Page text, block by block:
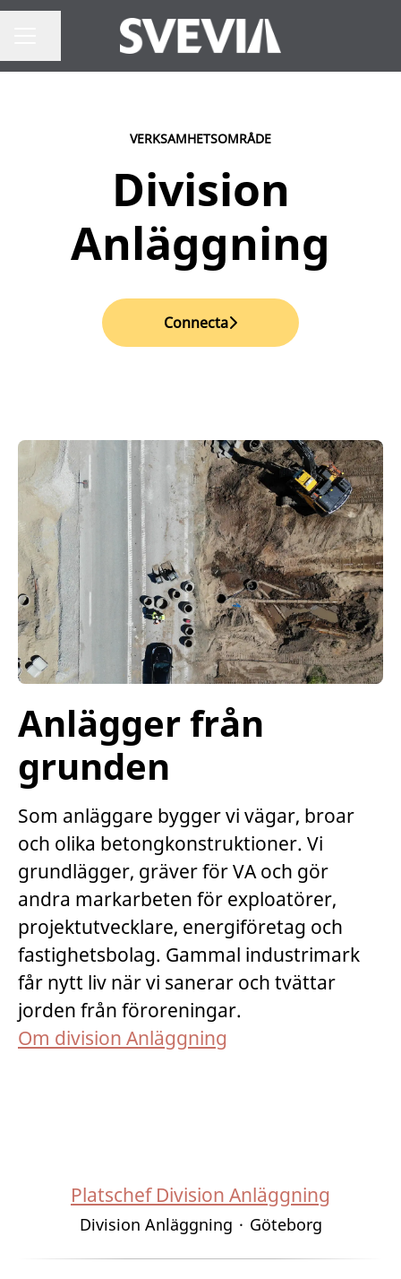
VERKSAMHETSOMRÅDE
Division
Anläggning
Connecta
Anlägger från
grunden
Som anläggare bygger vi vägar, broar
och olika betongkonstruktioner. Vi
grundlägger, gräver för VA och gör
andra markarbeten för exploatörer,
projektutvecklare, energiföretag och
fastighetsbolag. Gammal industrimark
får nytt liv när vi sanerar och tvättar
jorden från föroreningar.
Om division Anläggning
Platschef Division Anläggning
Division Anläggning · Göteborg